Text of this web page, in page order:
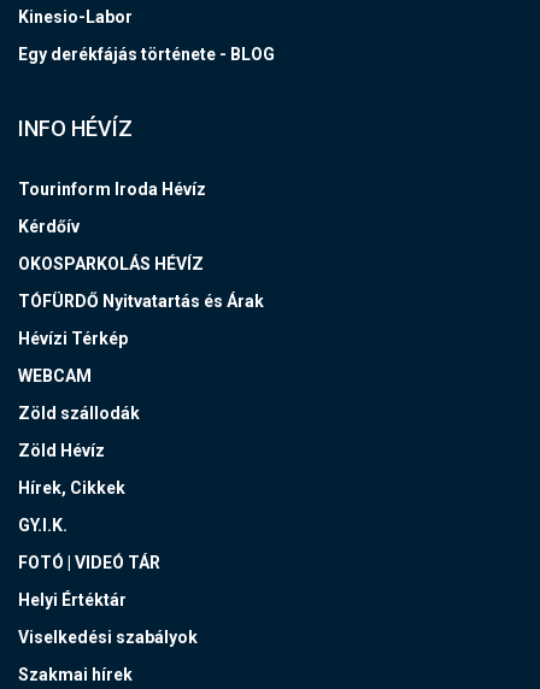
Kinesio-Labor
Egy derékfájás története - BLOG
INFO HÉVÍZ
Tourinform Iroda Hévíz
Kérdőív
OKOSPARKOLÁS HÉVÍZ
TÓFÜRDŐ Nyitvatartás és Árak
Hévízi Térkép
WEBCAM
Zöld szállodák
Zöld Hévíz
Hírek, Cikkek
GY.I.K.
FOTÓ | VIDEÓ TÁR
Helyi Értéktár
Viselkedési szabályok
Szakmai hírek